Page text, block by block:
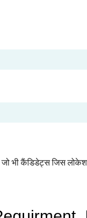
जो भी कैंडिडेट्स जिस